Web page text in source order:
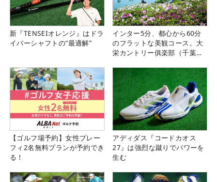
新『TENSEIオレンジ』はドラ
イバーシャフトの“最適解”
インター5分、都心から60分
のフラットな美観コース。大
栄カントリー俱楽部（千葉
【ゴルフ場予約】女性プレー
フィ2名無料プランが予約でき
る！
アディダス『コードカオス
27』は強烈な蹴りでパワーを
生む